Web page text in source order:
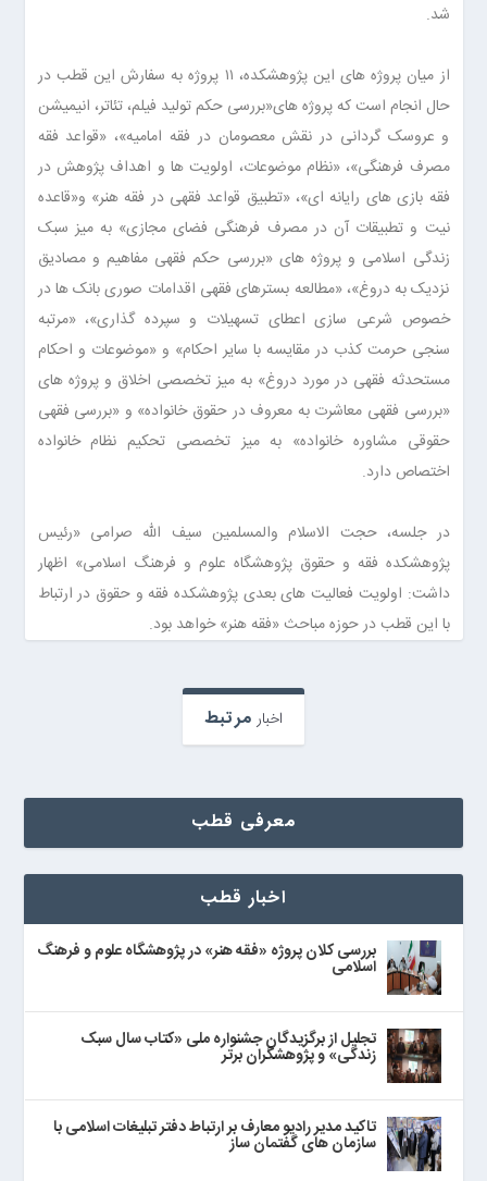
شد.
از میان پروژه های این پژوهشکده، ۱۱ پروژه به سفارش این قطب در
حال انجام است که پروژه های«بررسی حکم تولید فیلم، تئاتر، انیمیشن
و عروسک گردانی در نقش معصومان در فقه امامیه»، «قواعد فقه
مصرف فرهنگی»، «نظام موضوعات، اولویت ها و اهداف پژوهش در
فقه بازی های رایانه ای»، «تطبیق قواعد فقهی در فقه هنر» و«قاعده
نیت و تطبیقات آن در مصرف فرهنگی فضای مجازی» به میز سبک
زندگی اسلامی و پروژه های «بررسی حکم فقهی مفاهیم و مصادیق
نزدیک به دروغ»، «مطالعه بسترهای فقهی اقدامات صوری بانک ها در
خصوص شرعی سازی اعطای تسهیلات و سپرده گذاری»، «مرتبه
سنجی حرمت کذب در مقایسه با سایر احکام» و «موضوعات و احکام
مستحدثه فقهی در مورد دروغ» به میز تخصصی اخلاق و پروژه های
«بررسی فقهی معاشرت به معروف در حقوق خانواده» و «بررسی فقهی
حقوقی مشاوره خانواده» به میز تخصصی تحکیم نظام خانواده
اختصاص دارد.
در جلسه، حجت الاسلام والمسلمین سیف الله صرامی «رئیس
پژوهشکده فقه و حقوق پژوهشگاه علوم و فرهنگ اسلامی» اظهار
داشت: اولویت فعالیت ‌های بعدی پژوهشکده فقه و حقوق در ارتباط
با این قطب در حوزه مباحث «فقه هنر» خواهد بود.
اخبار مرتبط
معرفی قطب
اخبار قطب
بررسی کلان پروژه «فقه هنر» در پژوهشگاه علوم و فرهنگ
اسلامی
تجلیل از برگزیدگان جشنواره ملی «کتاب سال سبک
زندگی» و پژوهشگران برتر
تاکید مدیر رادیو معارف بر ارتباط دفتر تبلیغات اسلامی با
سازمان های گفتمان ساز